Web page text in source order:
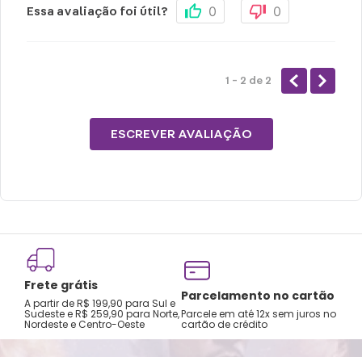
Essa avaliação foi útil? 0 0
1 - 2 de 2
ESCREVER AVALIAÇÃO
Frete grátis
A partir de R$ 199,90 para Sul e
Sudeste e R$ 259,90 para Norte,
Nordeste e Centro-Oeste
Parcelamento no cartão
Parcele em até 12x sem juros no
cartão de crédito